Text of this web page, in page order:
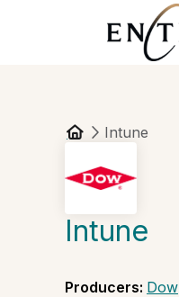
Intune
Intune
Producers: Dow